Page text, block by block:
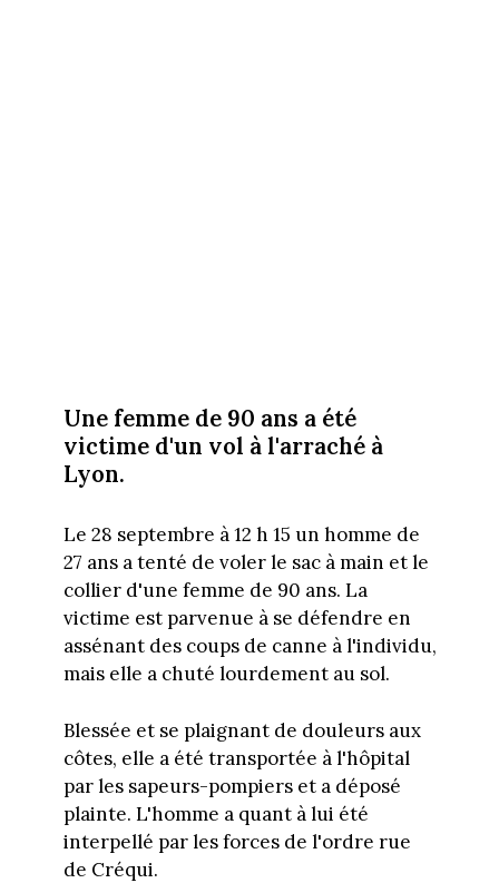
Une femme de 90 ans a été
victime d'un vol à l'arraché à
Lyon.
Le 28 septembre à 12 h 15 un homme de
27 ans a tenté de voler le sac à main et le
collier d'une femme de 90 ans. La
victime est parvenue à se défendre en
assénant des coups de canne à l'individu,
mais elle a chuté lourdement au sol.
Blessée et se plaignant de douleurs aux
côtes, elle a été transportée à l'hôpital
par les sapeurs-pompiers et a déposé
plainte. L'homme a quant à lui été
interpellé par les forces de l'ordre rue
de Créqui.